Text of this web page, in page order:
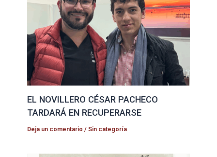
EL NOVILLERO CÉSAR PACHECO
TARDARÁ EN RECUPERARSE
Deja un comentario /Sin categoría